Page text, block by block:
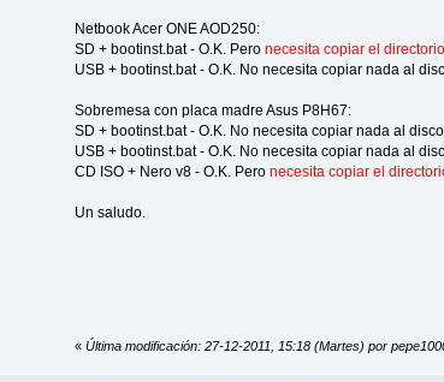
Netbook Acer ONE AOD250:
SD + bootinst.bat - O.K. Peronecesita copiar el
USB + bootinst.bat - O.K. No necesita copiar nada al
Sobremesa con placa madre Asus P8H67:
SD + bootinst.bat - O.K. No necesita copiar nada al
USB + bootinst.bat - O.K. No necesita copiar nada al
CD ISO + Nero v8 - O.K. Peronecesita copiar el
Un saludo.
«Última modificación: 27-12-2011, 15:18 (Martes) por